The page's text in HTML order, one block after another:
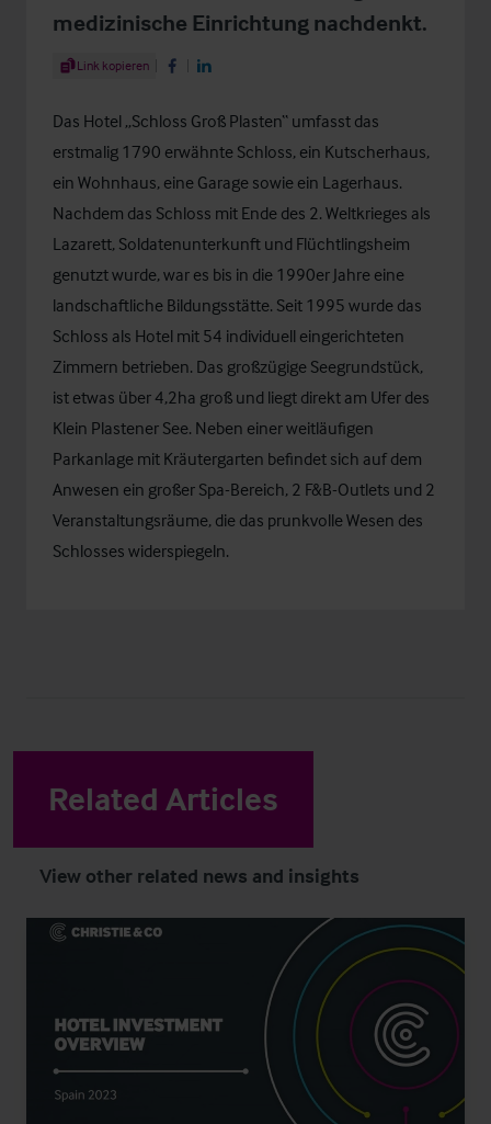
medizinische Einrichtung nachdenkt.
Share Article
Link kopieren Share on Facebook
Share on LinkedIn
Das Hotel „Schloss Groß Plasten“ umfasst das
erstmalig 1790 erwähnte Schloss, ein Kutscherhaus,
ein Wohnhaus, eine Garage sowie ein Lagerhaus.
Nachdem das Schloss mit Ende des 2. Weltkrieges als
Lazarett, Soldatenunterkunft und Flüchtlingsheim
genutzt wurde, war es bis in die 1990er Jahre eine
landschaftliche Bildungsstätte. Seit 1995 wurde das
Schloss als Hotel mit 54 individuell eingerichteten
Zimmern betrieben. Das großzügige Seegrundstück,
ist etwas über 4,2ha groß und liegt direkt am Ufer des
Klein Plastener See. Neben einer weitläufigen
Parkanlage mit Kräutergarten befindet sich auf dem
Anwesen ein großer Spa-Bereich, 2 F&B-Outlets und 2
Veranstaltungsräume, die das prunkvolle Wesen des
Schlosses widerspiegeln.
Related Articles
View other related news and insights